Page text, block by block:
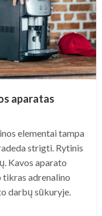
aparatas
elementai tampa
strigti. Rytinis
Kavos aparato
adrenalino
darbų sūkuryje.